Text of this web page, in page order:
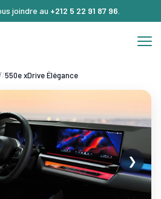
joindre au +212 5 22 91 87 96
/550e xDrive Élégance
❯